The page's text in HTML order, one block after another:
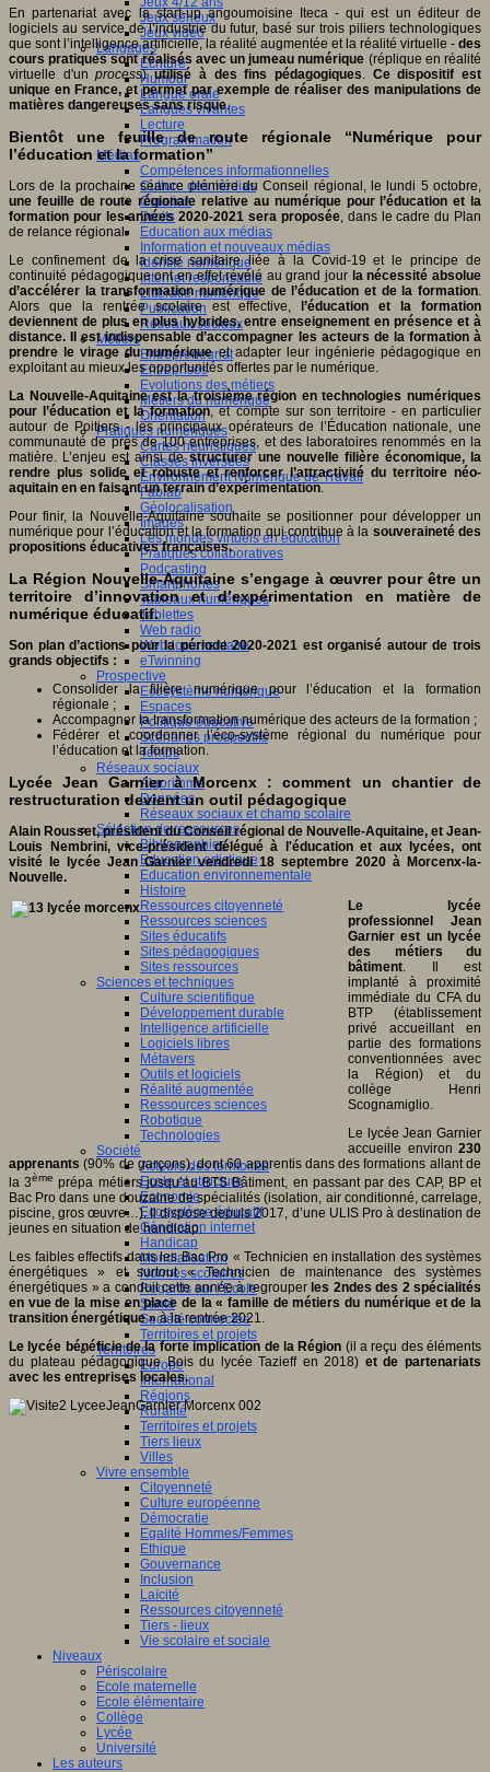
Jeux sérieux
Jeux vidéo
Langages
Ecriture
Humour
Langue orale
Langues vivantes
Lecture
Programmation
Médias
Compétences informationnelles
Culture des médias
Curation
Droits
Education aux médias
Information et nouveaux médias
Identité numérique
Internet responsable
Littératie numérique
Publication
Réseaux sociaux
Métiers
Entrepreneuriat
Entreprises
Evolutions des métiers
Métiers du numérique
Orientation
Pratiques numériques
Cartes heuristiques
Classes inversées
Environnement Numérique de Travail
Fablab
Géolocalisation
Images
Les mondes virtuels en éducation
Pratiques collaboratives
Podcasting
Smartphones
Tableaux numériques
Tablettes
Web radio
Webdocumentaire
eTwinning
Prospective
Ecosystème numérique
Espaces
Politique éducative
Scénarios prospectifs
Temps
Réseaux sociaux
Algorithme
Données
Réseaux sociaux et champ scolaire
Sélection de ressources
Bibliographies
Education artistique
Education environnementale
Histoire
Ressources citoyenneté
Ressources sciences
Sites éducatifs
Sites pédagogiques
Sites ressources
Sciences et techniques
Culture scientifique
Développement durable
Intelligence artificielle
Logiciels libres
Métavers
Outils et logiciels
Réalité augmentée
Ressources sciences
Robotique
Technologies
Société
Acteurs des territoires
Ecole et structure
Economie
Ecosystème éducatif
Génération internet
Handicap
Mondialisation
Normes scolaires
Regards sur l’Ecole
Santé
Société connectée
Territoires et projets
Territoires
Europe
International
Régions
Ruralité
Territoires et projets
Tiers lieux
Villes
Vivre ensemble
Citoyenneté
Culture européenne
Démocratie
Egalité Hommes/Femmes
Ethique
Gouvernance
Inclusion
Laïcité
Ressources citoyenneté
Tiers - lieux
Vie scolaire et sociale
Niveaux
Périscolaire
Ecole maternelle
Ecole élémentaire
Collège
Lycée
Université
Les auteurs
En partenariat avec la start-up angoumoisine Iteca - qui est un éditeur de
logiciels au service de l’industrie du futur, basé sur trois piliers technologiques
que sont l’intelligence artificielle, la réalité augmentée et la réalité virtuelle - des
cours pratiques sont réalisés avec un jumeau numérique (réplique en réalité
virtuelle d'unprocess)utilisé à des fins pédagogiques. Ce dispositif est
unique en France, et permet par exemple de réaliser des manipulations de
matières dangereuses sans risque.
Bientôt une feuille de route régionale “Numérique pour
l’éducation et la formation”
Lors de la prochaine séance plénière du Conseil régional, le lundi 5 octobre,
une feuille de route régionale relative au numérique pour l’éducation et la
formation pour les années 2020-2021 sera proposée, dans le cadre du Plan
de relance régional.
Le confinement de la crise sanitaire liée à la Covid-19 et le principe de
continuité pédagogique ont en effet révélé au grand jour la nécessité absolue
d’accélérer la transformation numérique de l’éducation et de la formation.
Alors que la rentrée scolaire est effective,
l’éducation et la formation
deviennent de plus en plus hybrides, entre enseignement en présence et à
distance. Il est indispensable d’accompagner les acteurs de la formation à
prendre le virage du numériqueet adapter leur ingénierie pédagogique en
exploitant au mieux les opportunités offertes par le numérique.
La Nouvelle-Aquitaine est la troisième région en technologies numériques
pour l’éducation et la formation, et compte sur son territoire - en particulier
autour de Poitiers - les principaux opérateurs de l’Éducation nationale, une
communauté de près de 100 entreprises, et des laboratoires renommés en la
matière. L’enjeu est ainsi destructurer une nouvelle filière économique, la
rendre plus solide et robuste et renforcer l’attractivité du territoire néo-
aquitain en en faisant un terrain d’expérimentation.
Pour finir, la Nouvelle-Aquitaine souhaite se positionner pour développer un
numérique pour l’éducation et la formation qui contribue à la souveraineté des
propositions éducatives françaises.
La Région Nouvelle-Aquitaine s’engage à œuvrer pour être un
territoire d’innovation et d’expérimentation en matière de
numérique éducatif.
Son plan d’actions pour la période 2020-2021 est organisé autour de trois
grands objectifs :
Consolider la filière numérique pour l’éducation et la formation
régionale ;
Accompagner la transformation numérique des acteurs de la formation ;
Fédérer et coordonner l’éco-système régional du numérique pour
l’éducation et la formation.
Lycée Jean Garnier à Morcenx : comment un chantier de
restructuration devient un outil pédagogique
Alain Rousset, président du Conseil régional de Nouvelle-Aquitaine, et Jean-
Louis Nembrini, vice-président délégué à l'éducation et aux lycées, ont
visité le lycée Jean Garnier vendredi 18 septembre 2020 à Morcenx-la-
Nouvelle.
Le lycée
professionnel Jean
Garnier est un lycée
des métiers du
bâtiment. Il est
implanté à proximité
immédiate du CFA du
BTP (établissement
privé accueillant en
partie des formations
conventionnées avec
la Région) et du
collège Henri
Scognamiglio.
Le lycée Jean Garnier
accueille environ 230
apprenants (90% de garçons), dont 60 apprentis dans des formations allant de
la 3ème prépa métiers jusqu’au BTS Bâtiment, en passant par des CAP, BP et
Bac Pro dans une douzaine de spécialités (isolation, air conditionné, carrelage,
piscine, gros œuvre…). Il dispose depuis 2017, d’une ULIS Pro à destination de
jeunes en situation de handicap.
Les faibles effectifs dans les Bac Pro « Technicien en installation des systèmes
énergétiques » et surtout « Technicien de maintenance des systèmes
énergétiques » a conduit cette année à regrouper les 2ndes des 2 spécialités
en vue de la mise en place de la « famille de métiers du numérique et de la
transition énergétique »à la rentrée 2021.
Le lycée bénéficie de la forte implication de la Région (il a reçu des éléments
du plateau pédagogique Bois du lycée Tazieff en 2018) et de partenariats
avec les entreprises locales.